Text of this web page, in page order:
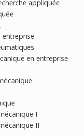
appliquée
entreprise
en entreprise
I
II